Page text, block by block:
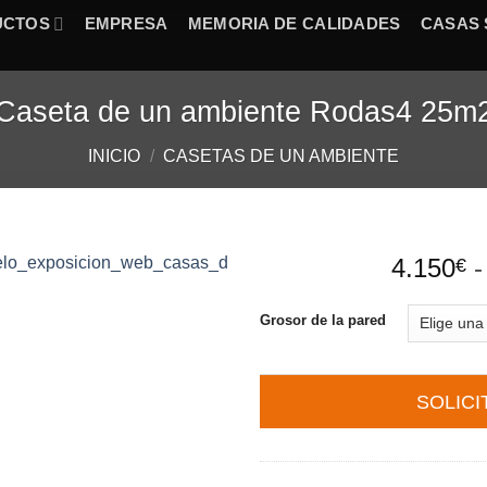
EMPRESA MEMORIA DE CALIDADES CASAS
de un ambiente Rodas4
INICIO / CASETAS DE UN AMBIENTE
4.150€ -
Grosor de la pared